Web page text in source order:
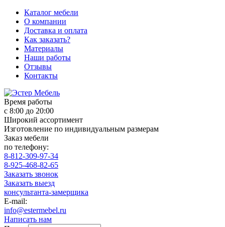
Каталог мебели
О компании
Доставка и оплата
Как заказать?
Материалы
Наши работы
Отзывы
Контакты
Время работы
с 8:00 до 20:00
Широкий ассортимент
Изготовление по индивидуальным размерам
Заказ мебели
по телефону:
8-812-309-97-34
8-925-468-82-65
Заказать звонок
Заказать выезд
консультанта-замерщика
E-mail:
info@estermebel.ru
Написать нам